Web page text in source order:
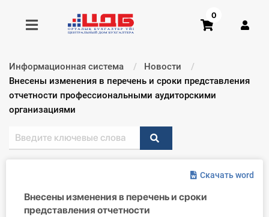
Получить консультацию
Купить доступ
Главная ИС
Консультации
0
Информационная система
Новости
Текущий:
Внесены изменения в перечень и сроки представления
отчетности профессиональными аудиторскими
организациями
Скачать word
Внесены изменения в перечень и сроки
представления отчетности